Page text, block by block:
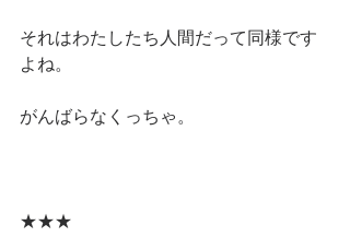
それはわたしたち人間だって同様です
よね。
がんばらなくっちゃ。
★★★